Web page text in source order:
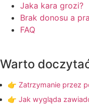
Jaka kara grozi?
Brak donosu a
FAQ
Warto
👉 Zatrzymanie przez
👉 Jak wygląda